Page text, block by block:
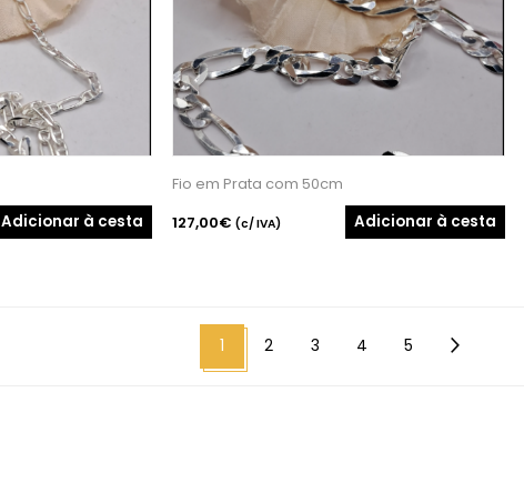
Adicionar à cesta
Fio em Prata com 50cm
127,00€(c/ IVA) Adicionar à cesta
1 2 3 4 5